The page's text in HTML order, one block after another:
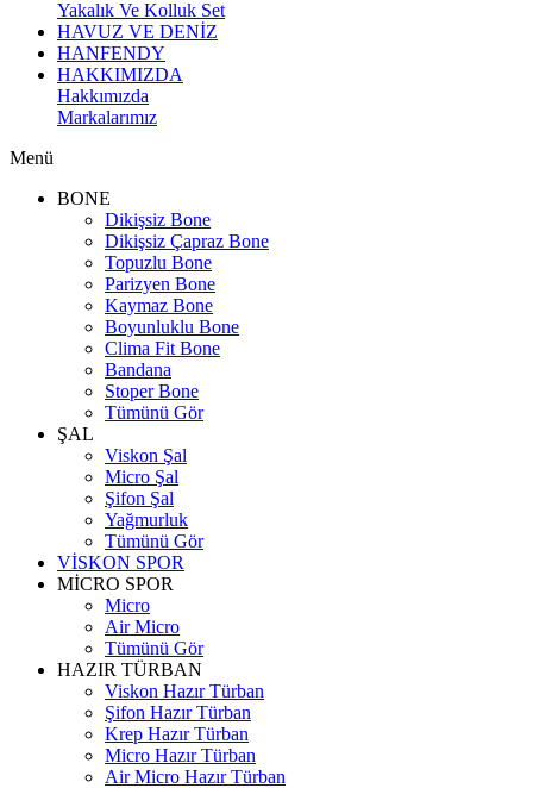
Yakalık Ve Kolluk Set
HAVUZ VE DENİZ
HANFENDY
HAKKIMIZDA
Hakkımızda
Markalarımız
Menü
BONE
Dikişsiz Bone
Dikişsiz Çapraz Bone
Topuzlu Bone
Parizyen Bone
Kaymaz Bone
Boyunluklu Bone
Clima Fit Bone
Bandana
Stoper Bone
Tümünü Gör
ŞAL
Viskon Şal
Micro Şal
Şifon Şal
Yağmurluk
Tümünü Gör
VİSKON SPOR
MİCRO SPOR
Micro
Air Micro
Tümünü Gör
HAZIR TÜRBAN
Viskon Hazır Türban
Şifon Hazır Türban
Krep Hazır Türban
Micro Hazır Türban
Air Micro Hazır Türban